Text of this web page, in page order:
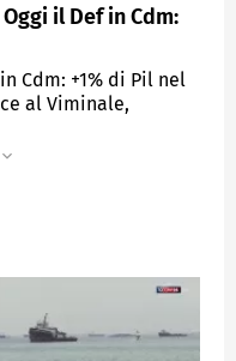
il Def in Cdm:
Cdm: +1% di Pil nel
al Viminale,
progressivo